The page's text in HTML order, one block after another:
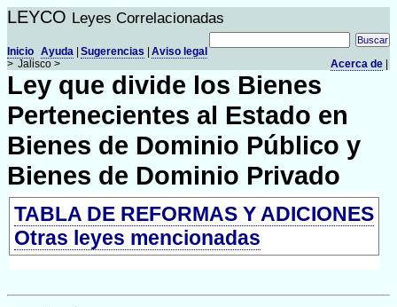
LEYCO Leyes Correlacionadas
Aviso legal
Sugerencias
Ayuda
Acerca de
Inicio
> Jalisco >
Ley que divide los Bienes
Pertenecientes al Estado en
Bienes de Dominio Público y
Bienes de Dominio Privado
TABLA DE REFORMAS Y ADICIONES
Otras leyes mencionadas